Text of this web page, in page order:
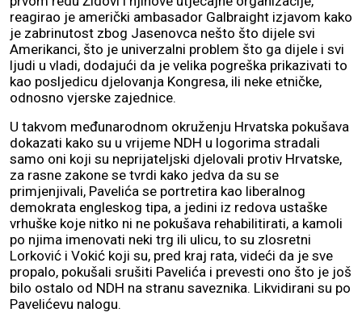
reagirao je američki ambasador Galbraight izjavom kako
je zabrinutost zbog Jasenovca nešto što dijele svi
Amerikanci, što je univerzalni problem što ga dijele i svi
ljudi u vladi, dodajući da je velika pogreška prikazivati to
kao posljedicu djelovanja Kongresa, ili neke etničke,
odnosno vjerske zajednice.
U takvom međunarodnom okruženju Hrvatska pokušava
dokazati kako su u vrijeme NDH u logorima stradali
samo oni koji su neprijateljski djelovali protiv Hrvatske,
za rasne zakone se tvrdi kako jedva da su se
primjenjivali, Pavelića se portretira kao liberalnog
demokrata engleskog tipa, a jedini iz redova ustaške
vrhuške koje nitko ni ne pokušava rehabilitirati, a kamoli
po njima imenovati neki trg ili ulicu, to su zlosretni
Lorković i Vokić koji su, pred kraj rata, videći da je sve
propalo, pokušali srušiti Pavelića i prevesti ono što je još
bilo ostalo od NDH na stranu saveznika. Likvidirani su po
Pavelićevu nalogu.